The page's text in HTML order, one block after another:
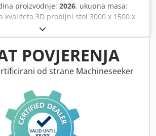
proizvodnje: 2026, ukupna masa:
kvaliteta 3D probijni stol 3000 x 1500 x
mm, debljina ploče 22 mm, promjer
obrađena, vrlo masivno, težina cca.
stola, 6 puta podesivo Cijena bez
nadoplata 500 € Chjdpfx Ajx Nihiod Nea
sanduk, upit za dostavu
POVJERENJA
od strane Machineseeker